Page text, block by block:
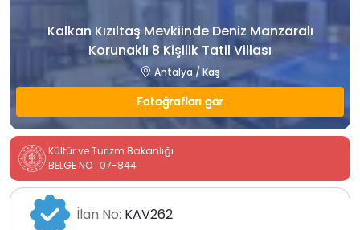
Kalkan Kızıltaş Mevkiinde Deniz Manzaralı
Korunaklı 8 Kişilik Tatil Villası
Antalya / Kaş
Fotoğrafları gör
Kültür ve Turizm Bakanlığı
BELGE NO : 07-844
İlan No: KAV262